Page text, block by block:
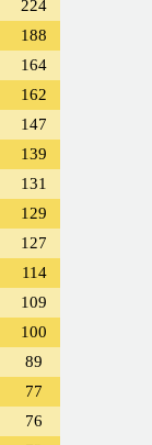
224
188
164
162
147
139
131
129
127
114
109
100
89
77
76